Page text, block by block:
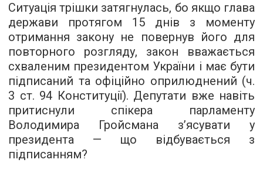
Ситуація трішки затягнулась, бо якщо глава
держави протягом 15 днів з моменту
отримання закону не повернув його для
повторного розгляду, закон вважається
схваленим президентом України і має бути
підписаний та офіційно оприлюднений (ч.
3 ст. 94 Конституції). Депутати вже навіть
притиснули спікера парламенту
Володимира Гройсмана з’ясувати у
президента — що відбувається з
підписанням?